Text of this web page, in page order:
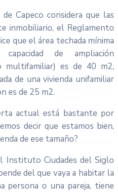
Capeco considera que las
inmobiliario, el Reglamento
que el área techada mínima
de ampliación
multifamiliar) es de 40 m2,
de una vivienda unifamiliar
es de 25 m2.
actual está bastante por
decir que estamos bien,
de ese tamaño?
Instituto Ciudades del Siglo
del que vaya a habitar la
persona o una pareja, tiene